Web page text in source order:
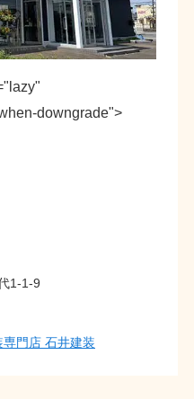
downgrade">
1-1-9
門店 石井建装